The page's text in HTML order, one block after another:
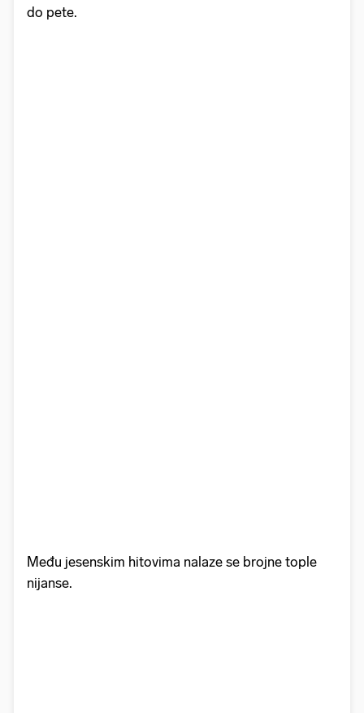
do pete.
Među jesenskim hitovima nalaze se brojne tople
nijanse.